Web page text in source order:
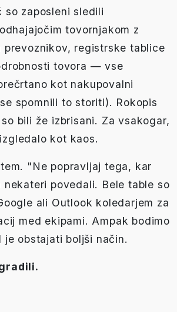
so zaposleni sledili
tovornjakom z
prevoznikov, registrske tablice
tovora — vse
kot nakupovalni
spomnili to storiti). Rokopis
bili že izbrisani. Za vsakogar,
kot kaos.
"Ne popravljaj tega, kar
nekateri povedali. Bele table so
ali Outlook koledarjem za
med ekipami. Ampak bodimo
obstajati boljši način.